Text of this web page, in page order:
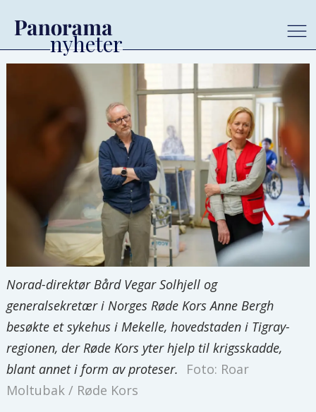
Norad-direktør Bård Vegar Solhjell og
generalsekretær i Norges Røde Kors Anne Bergh
besøkte et sykehus i Mekelle, hovedstaden i Tigray-
regionen, der Røde Kors yter hjelp til krigsskadde,
blant annet i form av proteser.
Foto: Roar
Moltubak / Røde Kors